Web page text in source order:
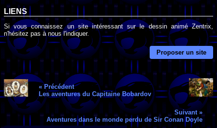
LIENS
Si vous connaissez un site intéressant sur le dessin animé Zentrix,
n'hésitez pas à nous l'indiquer.
Proposer un site
« Précédent
Les aventures du Capitaine Bobardov
Suivant »
Aventures dans le monde perdu de Sir Conan Doyle